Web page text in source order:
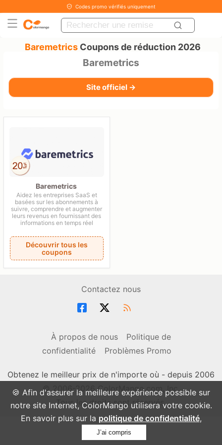
🍪 Afin d'assurer la meilleure expérience possible sur
notre site Internet, ColorMango utilisera votre cookie.
En savoir plus sur la politique de confidentialité,
J’ai compris
Codes promo vérifiés uniquement
BaremetricsCoupons de réduction 2026
Baremetrics
Site officiel →
Baremetrics
Aidez les entreprises SaaS et
basées sur les abonnements à
suivre, comprendre et augmenter
leurs revenus en fournissant des
informations en temps réel
Découvrir tous les
coupons
Contactez nous
À propos de nous
Politique de
confidentialité
Problèmes Promo
Obtenez le meilleur prix de n'importe où - depuis 2006
© 2006-2026 ColorMango.com, Inc.
Tous les droits sont réservés.